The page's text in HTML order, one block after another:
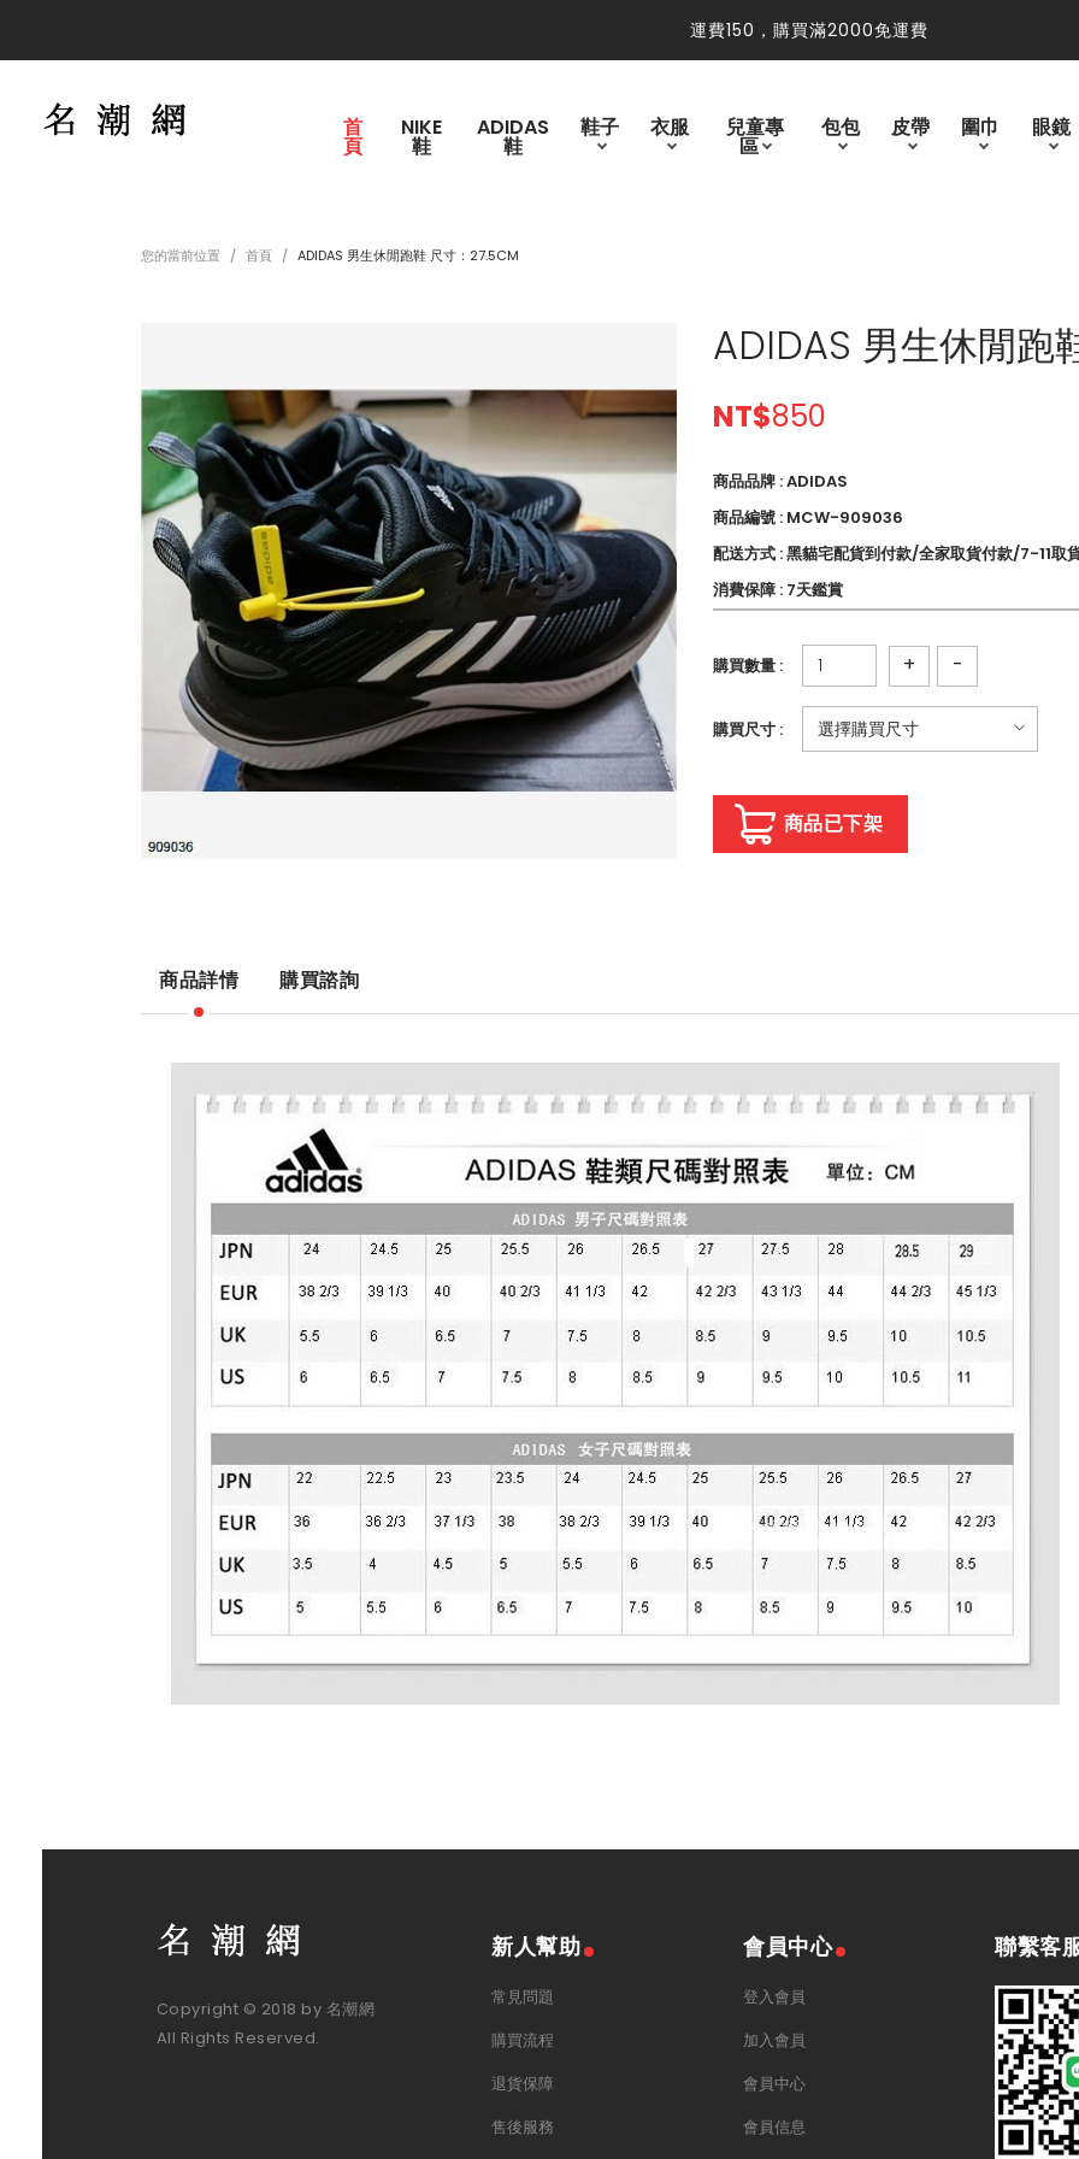
運費150，購買滿2000免運費
首
頁
NIKE
鞋
ADIDAS
鞋
鞋子 衣服 兒童專
區
包包 皮帶 圍巾 眼鏡
您的當前位置 首頁 ADIDAS 男生休閒跑鞋 尺寸：27.5CM
ADIDAS 男生休閒跑
NT$850
商品品牌 : ADIDAS
商品編號 : MCW-909036
配送方式 : 黑貓宅配貨到付款/全家取貨付款/7-11取
消費保障 : 7天鑑賞
購買數量 : + -
購買尺寸 :
商品已下架
商品詳情 購買諮詢
Copyright © 2018 by 名潮網
All Rights Reserved.
新人幫助
常見問題
購買流程
退貨保障
售後服務
會員中心
登入會員
加入會員
會員中心
會員信息
聯繫客